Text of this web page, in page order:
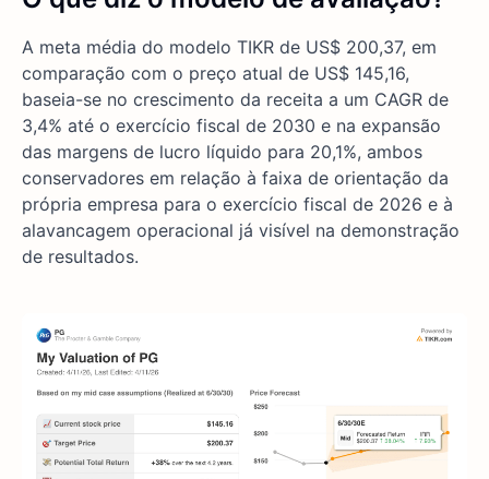
A meta média do modelo TIKR de US$ 200,37, em
comparação com o preço atual de US$ 145,16,
baseia-se no crescimento da receita a um CAGR de
3,4% até o exercício fiscal de 2030 e na expansão
das margens de lucro líquido para 20,1%, ambos
conservadores em relação à faixa de orientação da
própria empresa para o exercício fiscal de 2026 e à
alavancagem operacional já visível na demonstração
de resultados.